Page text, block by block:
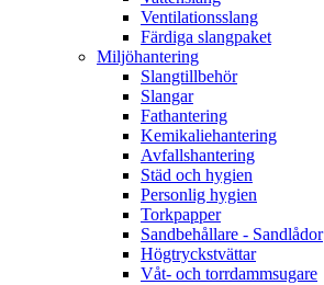
Ventilationsslang
Färdiga slangpaket
Miljöhantering
Slangtillbehör
Slangar
Fathantering
Kemikaliehantering
Avfallshantering
Städ och hygien
Personlig hygien
Torkpapper
Sandbehållare - Sandlådor
Högtryckstvättar
Våt- och torrdammsugare